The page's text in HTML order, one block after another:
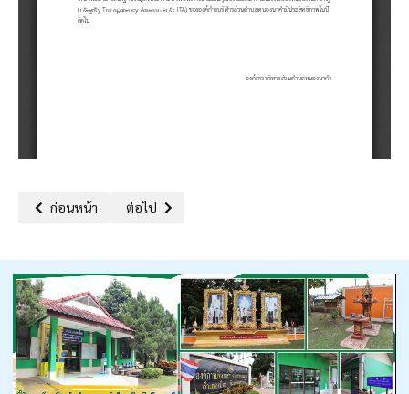
เนื้อหาก่อนหน้า: มาตรการส่งเสริมคุณธรรมและความโปร่งใสภายในหน่วย
ก่อนหน้า เนื้อหาถัดไป: มาตรการส่งเสริมคุณธรรมและความโป
ต่อไป